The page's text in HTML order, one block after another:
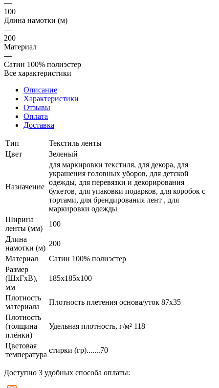
—
100
Длина намотки (м)
—
200
Материал
—
Сатин 100% полиэстер
Все характеристики
Описание
Характеристики
Отзывы
Оплата
Доставка
Тип
Текстиль ленты
Цвет
Зеленый
Назначение
для маркировки текстиля, для декора, для
украшения головных уборов, для детской
одежды, для перевязки и декорирования
букетов, для упаковки подарков, для коробок с
тортами, для брендирования лент , для
маркировки одежды
Ширина
ленты (мм)
100
Длина
намотки (м)
200
Материал
Сатин 100% полиэстер
Размер
(ШxГxВ),
мм
185x185x100
Плотность
материала
Плотность плетения основа/уток 87х35
Плотность
(толщина
плёнки)
Удельная плотность, г/м² 118
Цветовая
температура
стирки (гр).......70
Доступно 3 удобных способа оплаты: